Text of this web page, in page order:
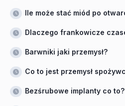
Ile może stać miód po
Dlaczego frankowicze
Barwniki jaki przemysł?
Co to jest przemysł
Bezśrubowe implanty co to?